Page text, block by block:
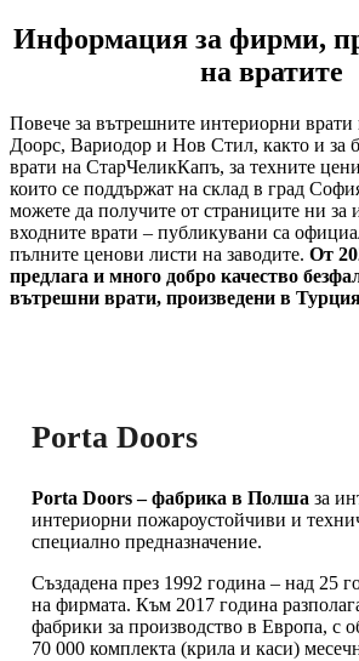
Информация за фирми,
на вратите
Повече за вътрешните интериорни
Доорс, Вариодор и Нов Стил, както и за
врати на СтарЧеликКапъ, за техните
които се поддържат на склад в град
можете да получите от страниците ни за
входните врати – публикувани са
пълните ценови листи на заводите. От
предлага и много добро качество
вътрешни врати, произведени в
Porta Doors
Porta Doors – фабрика в Полша за
интериорни пожароустойчиви и
специално предназначение.
Създадена през 1992 година – над 25
на фирмата. Към 2017 година
фабрики за производство в Европа, с
70 000 комплекта (крила и каси)